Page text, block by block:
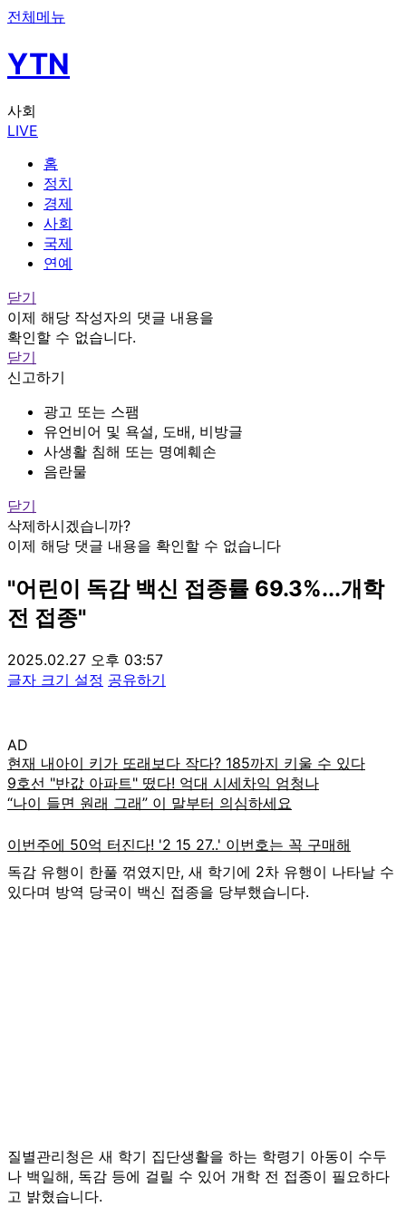
전체메뉴
YTN
사회
LIVE
홈
정치
경제
사회
국제
연예
닫기
이제 해당 작성자의 댓글 내용을
확인할 수 없습니다.
닫기
신고하기
광고 또는 스팸
유언비어 및 욕설, 도배, 비방글
사생활 침해 또는 명예훼손
음란물
닫기
삭제하시겠습니까?
이제 해당 댓글 내용을 확인할 수 없습니다
"어린이 독감 백신 접종률 69.3%...개학
전 접종"
2025.02.27 오후 03:57
글자 크기 설정 공유하기
AD
독감 유행이 한풀 꺾였지만, 새 학기에 2차 유행이 나타날 수
있다며 방역 당국이 백신 접종을 당부했습니다.
질별관리청은 새 학기 집단생활을 하는 학령기 아동이 수두
나 백일해, 독감 등에 걸릴 수 있어 개학 전 접종이 필요하다
고 밝혔습니다.